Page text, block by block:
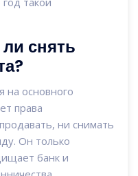
снять
на основного
права
ни снимать
Он только
банк и